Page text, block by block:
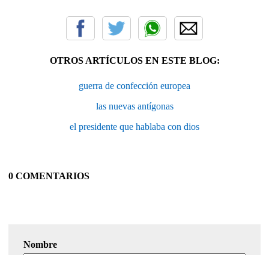
OTROS ARTÍCULOS EN ESTE BLOG:
guerra de confección europea
las nuevas antígonas
el presidente que hablaba con dios
0 COMENTARIOS
Nombre